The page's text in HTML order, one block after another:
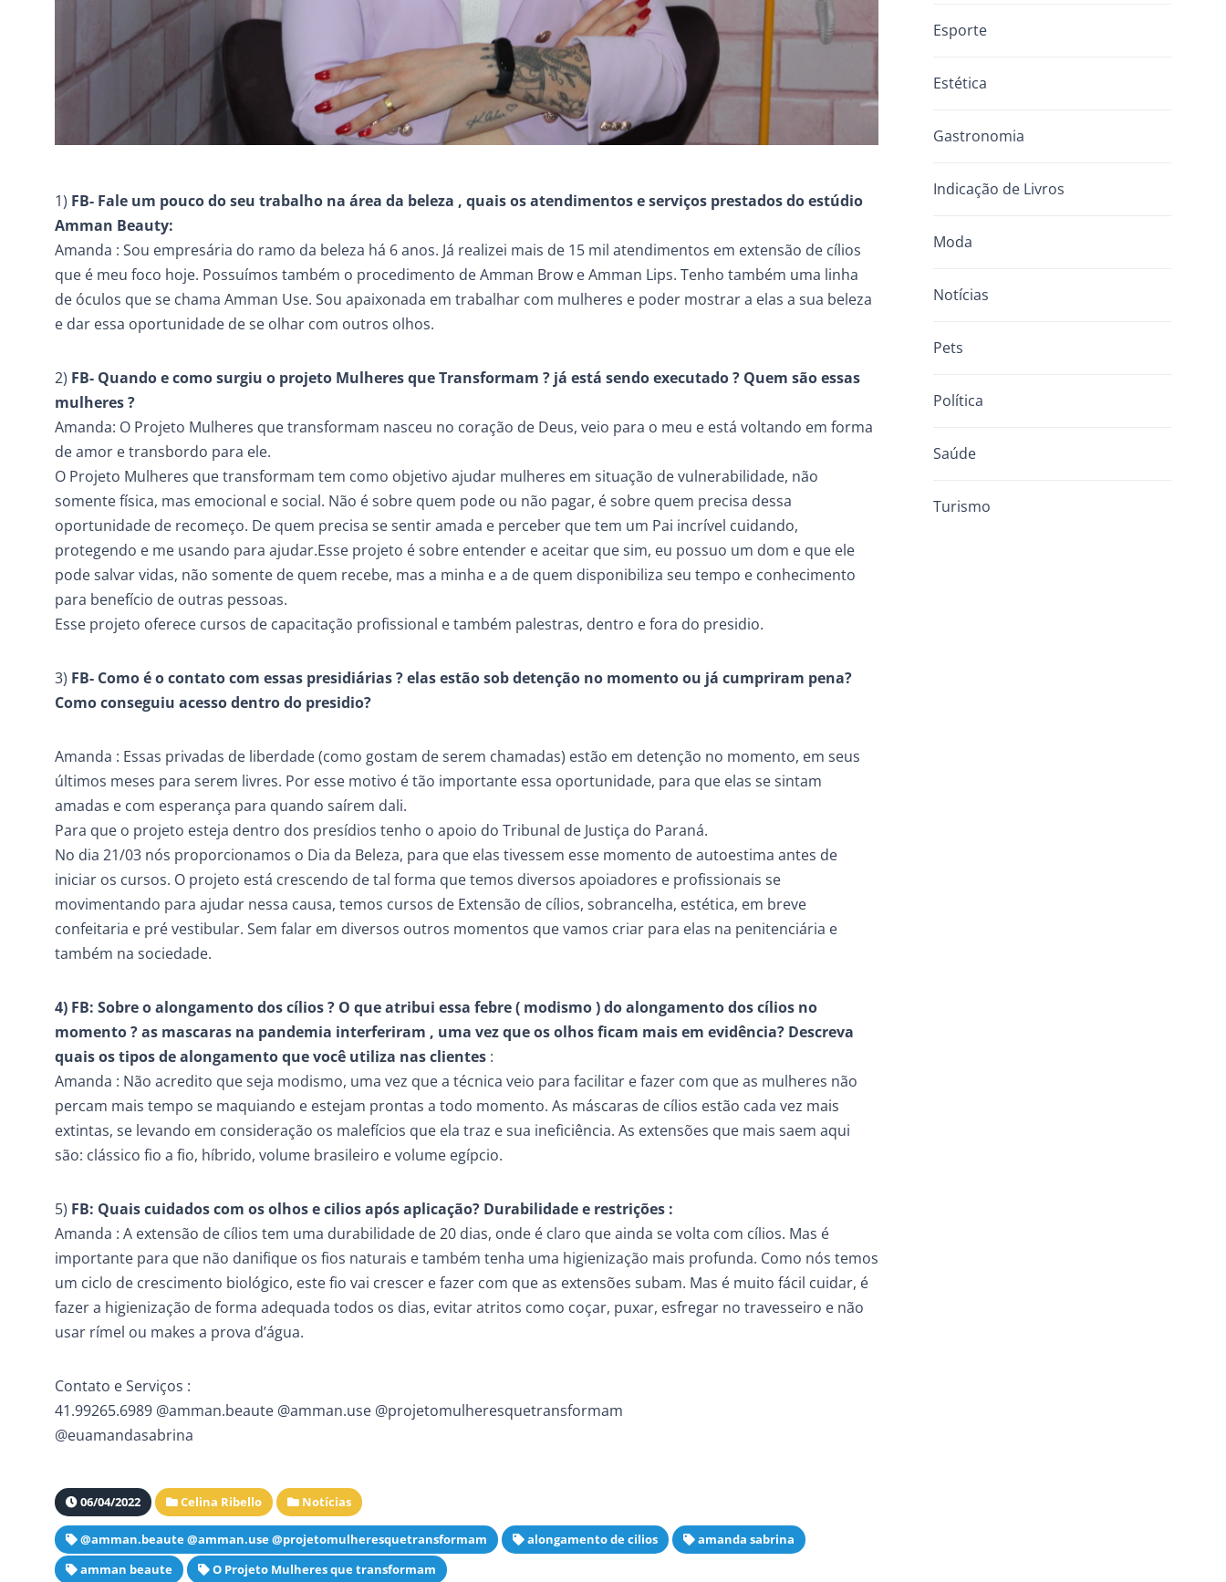
1) FB- Fale um pouco do seu trabalho na área da beleza , quais os atendimentos e serviços prestados do estúdio
Amman Beauty:
Amanda : Sou empresária do ramo da beleza há 6 anos. Já realizei mais de 15 mil atendimentos em extensão de cílios
que é meu foco hoje. Possuímos também o procedimento de Amman Brow e Amman Lips. Tenho também uma linha
de óculos que se chama Amman Use. Sou apaixonada em trabalhar com mulheres e poder mostrar a elas a sua beleza
e dar essa oportunidade de se olhar com outros olhos.
2) FB- Quando e como surgiu o projeto Mulheres que Transformam ? já está sendo executado ? Quem são essas
mulheres ?
Amanda: O Projeto Mulheres que transformam nasceu no coração de Deus, veio para o meu e está voltando em forma
de amor e transbordo para ele.
O Projeto Mulheres que transformam tem como objetivo ajudar mulheres em situação de vulnerabilidade, não
somente física, mas emocional e social. Não é sobre quem pode ou não pagar, é sobre quem precisa dessa
oportunidade de recomeço. De quem precisa se sentir amada e perceber que tem um Pai incrível cuidando,
protegendo e me usando para ajudar.Esse projeto é sobre entender e aceitar que sim, eu possuo um dom e que ele
pode salvar vidas, não somente de quem recebe, mas a minha e a de quem disponibiliza seu tempo e conhecimento
para benefício de outras pessoas.
Esse projeto oferece cursos de capacitação profissional e também palestras, dentro e fora do presidio.
3) FB- Como é o contato com essas presidiárias ? elas estão sob detenção no momento ou já cumpriram pena?
Como conseguiu acesso dentro do presidio?
Amanda : Essas privadas de liberdade (como gostam de serem chamadas) estão em detenção no momento, em seus
últimos meses para serem livres. Por esse motivo é tão importante essa oportunidade, para que elas se sintam
amadas e com esperança para quando saírem dali.
Para que o projeto esteja dentro dos presídios tenho o apoio do Tribunal de Justiça do Paraná.
No dia 21/03 nós proporcionamos o Dia da Beleza, para que elas tivessem esse momento de autoestima antes de
iniciar os cursos. O projeto está crescendo de tal forma que temos diversos apoiadores e profissionais se
movimentando para ajudar nessa causa, temos cursos de Extensão de cílios, sobrancelha, estética, em breve
confeitaria e pré vestibular. Sem falar em diversos outros momentos que vamos criar para elas na penitenciária e
também na sociedade.
4) FB: Sobre o alongamento dos cílios ? O que atribui essa febre ( modismo ) do alongamento dos cílios no
momento ? as mascaras na pandemia interferiram , uma vez que os olhos ficam mais em evidência? Descreva
quais os tipos de alongamento que você utiliza nas clientes :
Amanda : Não acredito que seja modismo, uma vez que a técnica veio para facilitar e fazer com que as mulheres não
percam mais tempo se maquiando e estejam prontas a todo momento. As máscaras de cílios estão cada vez mais
extintas, se levando em consideração os malefícios que ela traz e sua ineficiência. As extensões que mais saem aqui
são: clássico fio a fio, híbrido, volume brasileiro e volume egípcio.
5) FB: Quais cuidados com os olhos e cilios após aplicação? Durabilidade e restrições :
Amanda : A extensão de cílios tem uma durabilidade de 20 dias, onde é claro que ainda se volta com cílios. Mas é
importante para que não danifique os fios naturais e também tenha uma higienização mais profunda. Como nós temos
um ciclo de crescimento biológico, este fio vai crescer e fazer com que as extensões subam. Mas é muito fácil cuidar, é
fazer a higienização de forma adequada todos os dias, evitar atritos como coçar, puxar, esfregar no travesseiro e não
usar rímel ou makes a prova d’água.
Contato e Serviços :
41.99265.6989 @amman.beaute @amman.use @projetomulheresquetransformam
@euamandasabrina
06/04/2022 Celina Ribello Notícias
@amman.beaute @amman.use @projetomulheresquetransformam alongamento de cilios
amanda sabrina
amman beaute
O Projeto Mulheres que transformam
Esporte
Estética
Gastronomia
Indicação de Livros
Moda
Notícias
Pets
Política
Saúde
Turismo